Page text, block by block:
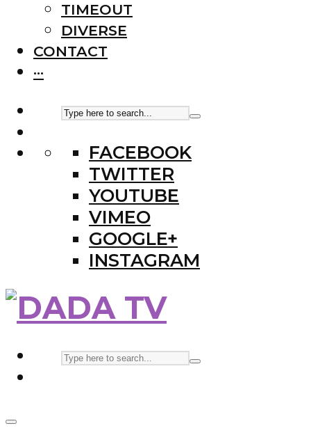
TIMEOUT
DIVERSE
CONTACT
···
FACEBOOK
TWITTER
YOUTUBE
VIMEO
GOOGLE+
INSTAGRAM